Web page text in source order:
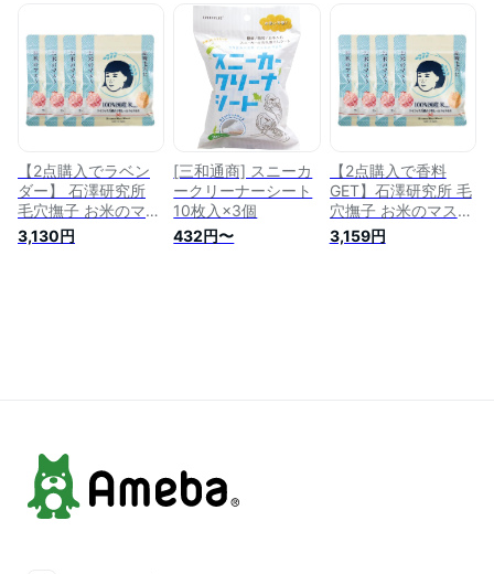
【2点購入でラベン
ダー】 石澤研究所
毛穴撫子 お米のマス
ク 10枚入 ×4個セッ
ト [ フェイスパック
3,130円
[三和通商] スニーカ
ークリーナーシート
10枚入×3個
432円〜
【2点購入で香料
GET】石澤研究所 毛
穴撫子 お米のマスク
10枚入 ×4個セット [
フェイスパック フェ
3,159円